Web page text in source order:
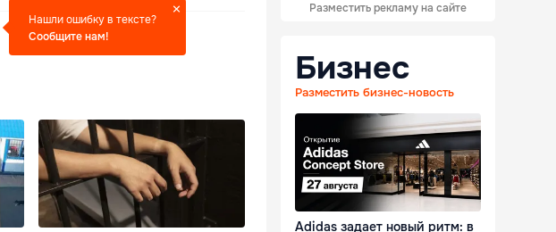
Нашли ошибку в тексте?
Сообщите нам!
Разместить рекламу на сайте
Бизнес
Разместить бизнес-новость
Adidas задает новый ритм: в